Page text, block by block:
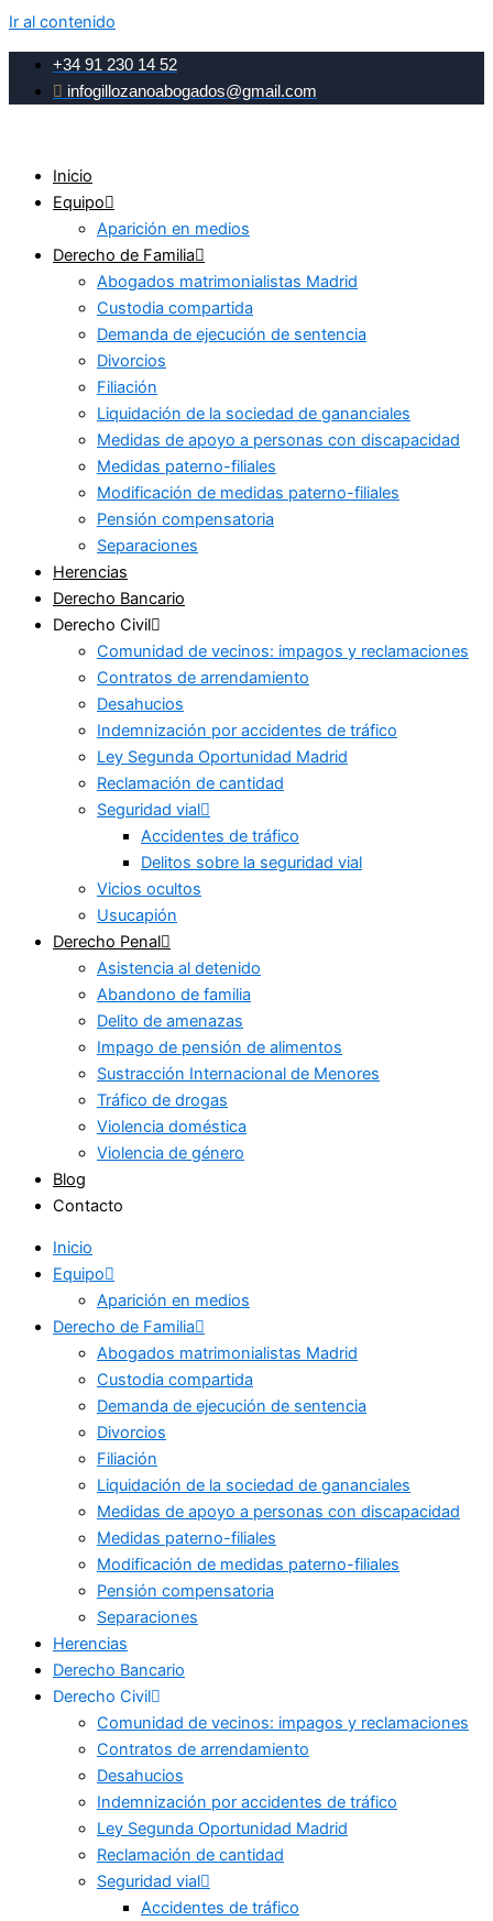
Ir al contenido
+34 91 230 14 52
infogillozanoabogados@gmail.com
Inicio
Equipo
Aparición en medios
Derecho de Familia
Abogados matrimonialistas Madrid
Custodia compartida
Demanda de ejecución de sentencia
Divorcios
Filiación
Liquidación de la sociedad de gananciales
Medidas de apoyo a personas con discapacidad
Medidas paterno-filiales
Modificación de medidas paterno-filiales
Pensión compensatoria
Separaciones
Herencias
Derecho Bancario
Derecho Civil
Comunidad de vecinos: impagos y reclamaciones
Contratos de arrendamiento
Desahucios
Indemnización por accidentes de tráfico
Ley Segunda Oportunidad Madrid
Reclamación de cantidad
Seguridad vial
Accidentes de tráfico
Delitos sobre la seguridad vial
Vicios ocultos
Usucapión
Derecho Penal
Asistencia al detenido
Abandono de familia
Delito de amenazas
Impago de pensión de alimentos
Sustracción Internacional de Menores
Tráfico de drogas
Violencia doméstica
Violencia de género
Blog
Contacto
Inicio
Equipo
Aparición en medios
Derecho de Familia
Abogados matrimonialistas Madrid
Custodia compartida
Demanda de ejecución de sentencia
Divorcios
Filiación
Liquidación de la sociedad de gananciales
Medidas de apoyo a personas con discapacidad
Medidas paterno-filiales
Modificación de medidas paterno-filiales
Pensión compensatoria
Separaciones
Herencias
Derecho Bancario
Derecho Civil
Comunidad de vecinos: impagos y reclamaciones
Contratos de arrendamiento
Desahucios
Indemnización por accidentes de tráfico
Ley Segunda Oportunidad Madrid
Reclamación de cantidad
Seguridad vial
Accidentes de tráfico